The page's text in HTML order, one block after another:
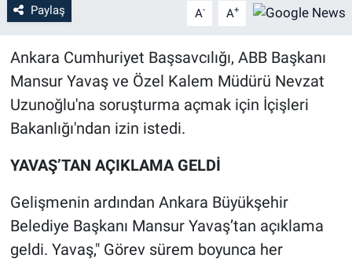
Paylaş A- A+
Ankara Cumhuriyet Başsavcılığı, ABB Başkanı
Mansur Yavaş ve Özel Kalem Müdürü Nevzat
Uzunoğlu'na soruşturma açmak için İçişleri
Bakanlığı'ndan izin istedi.
YAVAŞ’TAN AÇIKLAMA GELDİ
Gelişmenin ardından Ankara Büyükşehir
Belediye Başkanı Mansur Yavaş’tan açıklama
geldi. Yavaş," Görev sürem boyunca her